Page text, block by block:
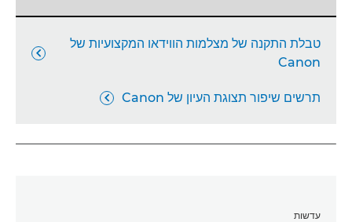
טבלת התקנה של מצלמות הווידאו המקצועיות של
Canon

תרשים שיפור תצוגת העיון של Canon 
עדשות